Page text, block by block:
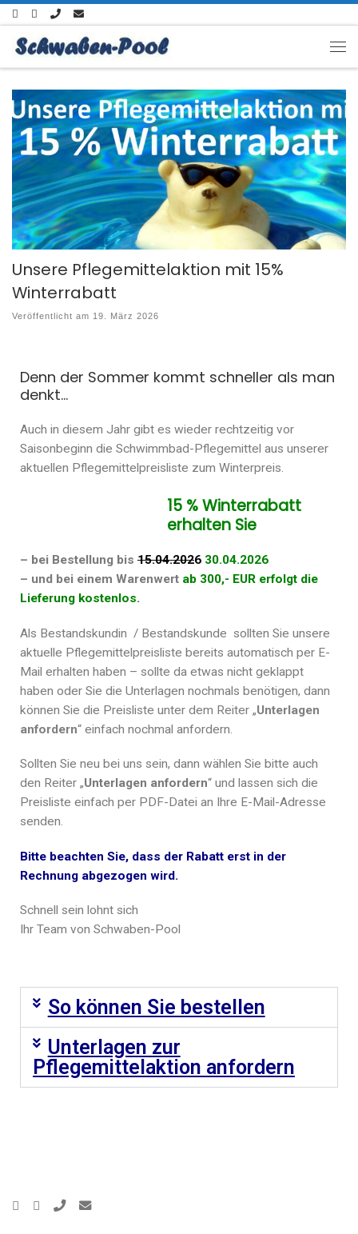
Zum Inhalt springen
Unsere Pflegemittelaktion mit 15%
Winterrabatt
Veröffentlicht am 19. März 2026
Denn der Sommer kommt schneller als man
denkt…
Auch in diesem Jahr gibt es wieder rechtzeitig vor
Saisonbeginn die Schwimmbad-Pflegemittel aus unserer
aktuellen Pflegemittelpreisliste zum Winterpreis.
15 % Winterrabatt
erhalten Sie
– bei Bestellung bis 15.04.2026 30.04.2026
– und bei einem Warenwert ab 300,- EUR erfolgt die
Lieferung kostenlos.
Als Bestandskundin / Bestandskunde sollten Sie unsere
aktuelle Pflegemittelpreisliste bereits automatisch per E-
Mail erhalten haben – sollte da etwas nicht geklappt
haben oder Sie die Unterlagen nochmals benötigen, dann
können Sie die Preisliste unter dem Reiter „Unterlagen
anfordern“ einfach nochmal anfordern.
Sollten Sie neu bei uns sein, dann wählen Sie bitte auch
den Reiter „Unterlagen anfordern“ und lassen sich die
Preisliste einfach per PDF-Datei an Ihre E-Mail-Adresse
senden.
Bitte beachten Sie, dass der Rabatt erst in der
Rechnung abgezogen wird.
Schnell sein lohnt sich
Ihr Team von Schwaben-Pool
So können Sie bestellen
Unterlagen zur
Pflegemittelaktion anfordern